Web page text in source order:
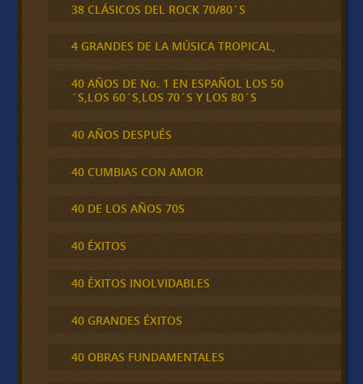
38 CLÁSICOS DEL ROCK 70/80´S
4 GRANDES DE LA MÚSICA TROPICAL,
40 AÑOS DE No. 1 EN ESPAÑOL LOS 50
´S,LOS 60´S,LOS 70´S Y LOS 80´S
40 AÑOS DESPUÉS
40 CUMBIAS CON AMOR
40 DE LOS AÑOS 70S
40 ÉXITOS
40 ÉXITOS INOLVIDABLES
40 GRANDES ÉXITOS
40 OBRAS FUNDAMENTALES